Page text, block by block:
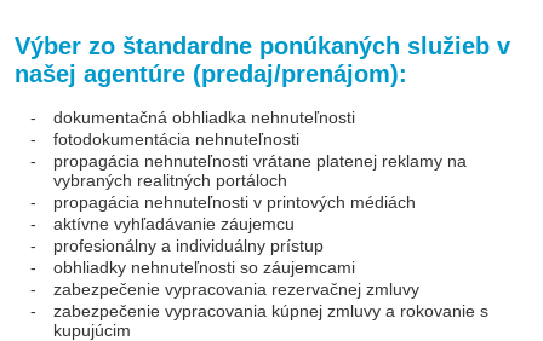
Výber zo štandardne ponúkaných služieb v
našej agentúre (predaj/prenájom):
-
dokumentačná obhliadka nehnuteľnosti
-
fotodokumentácia nehnuteľnosti
-
propagácia nehnuteľnosti vrátane platenej reklamy na
vybraných realitných portáloch
-
propagácia nehnuteľnosti v printových médiách
-
aktívne vyhľadávanie záujemcu
-
profesionálny a individuálny prístup
-
obhliadky nehnuteľnosti so záujemcami
-
zabezpečenie vypracovania rezervačnej zmluvy
-
zabezpečenie vypracovania kúpnej zmluvy a rokovanie s
kupujúcim